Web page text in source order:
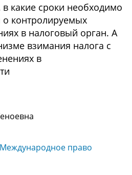
какие сроки необходимо
о контролируемых
в налоговый орган. А
взимания налога с
в
Международное право